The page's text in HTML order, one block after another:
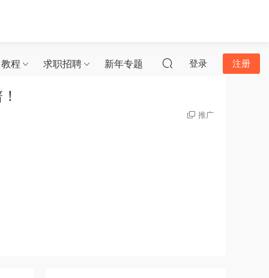
程 求职招聘 新年专题 登录 注册
推广